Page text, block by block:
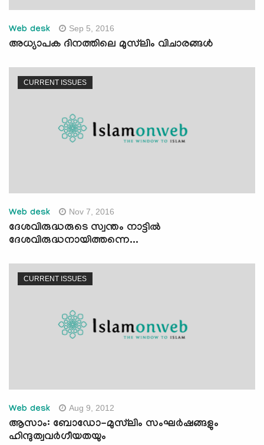
Web desk Sep 5, 2016
അധ്യാപക ദിനത്തിലെ മുസ്‌ലിം വിചാരങ്ങള്‍
CURRENT ISSUES
Web desk Nov 7, 2016
ദേശവിരുദ്ധരുടെ സ്വന്തം നാട്ടില്‍
ദേശവിരുദ്ധനായിത്തന്നെ...
CURRENT ISSUES
Web desk Aug 9, 2012
ആസാം: ബോഡോ-മുസ്‌ലിം സംഘര്‍ഷങ്ങളും
ഹിന്ദുത്വവര്‍ഗീയതയും